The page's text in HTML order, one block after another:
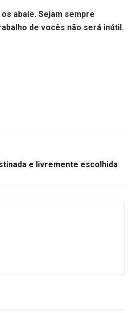
abale. Sejam sempre
de vocês não será inútil.
e livremente escolhida